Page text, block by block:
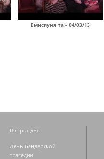
Емисиуня та - 04/03/13
Вопрос дня
День Бендерской
трагедии